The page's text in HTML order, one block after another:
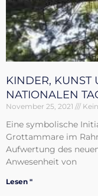
KINDER, KUNST
NATIONALEN
November 25, 2021
Eine symbolische
Grottammare im
Aufwertung des
Anwesenheit von
Lesen "